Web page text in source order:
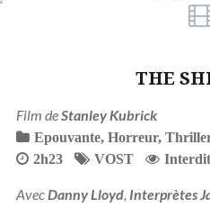
THE
Film deStanley Kubrick
Epouvante, Horreur,
2h23
VOST
AvecDanny Lloyd, Interprètes